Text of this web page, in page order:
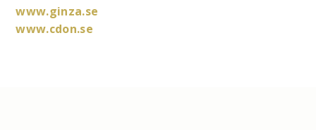
www.ginza.se
www.cdon.se